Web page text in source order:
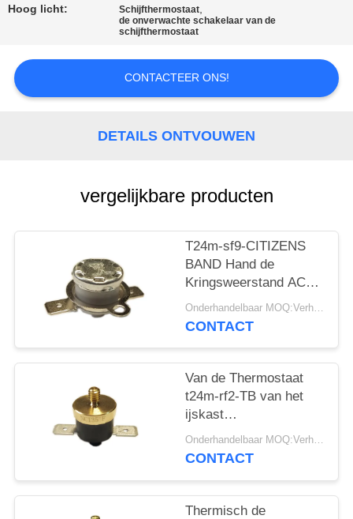
NIEUWS
GEVALLEN
POLICY
Hoog licht: Schijfthermostaat,
de onverwachte schakelaar van de
schijfthermostaat
CONTACTEER ONS!
DETAILS ONTVOUWEN
vergelijkbare producten
T24m-sf9-CITIZENS
BAND Hand de
Kringsweerstand AC
1450V van de het
Terugstellenthermostaat
Onderhandelbaar MOQ:Verhandelbaar
CONTACT
Van de Thermostaat
t24m-rf2-TB van het
ijskast
Handterugstellen de
Isolatieweerstand
Onderhandelbaar MOQ:Verhandelbaar
CONTACT
Thermisch de